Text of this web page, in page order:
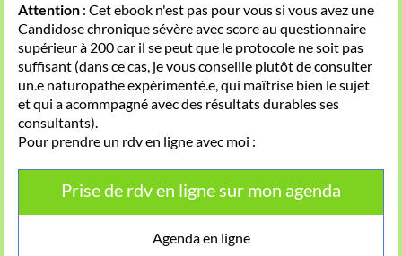
Attention : Cet ebook n'est pas pour vous si vous avez une
Candidose chronique sévère avec score au questionnaire
supérieur à 200 car il se peut que le protocole ne soit pas
suffisant (dans ce cas, je vous conseille plutôt de consulter
un.e naturopathe expérimenté.e, qui maîtrise bien le sujet
et qui a acommpagné avec des résultats durables ses
consultants).
Pour prendre un rdv en ligne avec moi :
Prise de rdv en ligne sur mon agenda
Agenda en ligne